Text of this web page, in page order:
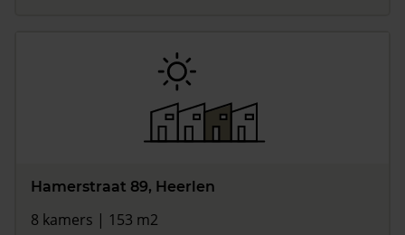
Hamerstraat 89, Heerlen
8 kamers | 153 m2